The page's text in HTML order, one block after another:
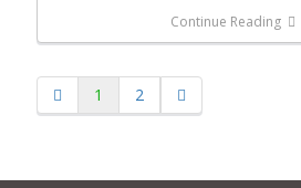
Continue Reading
1 2